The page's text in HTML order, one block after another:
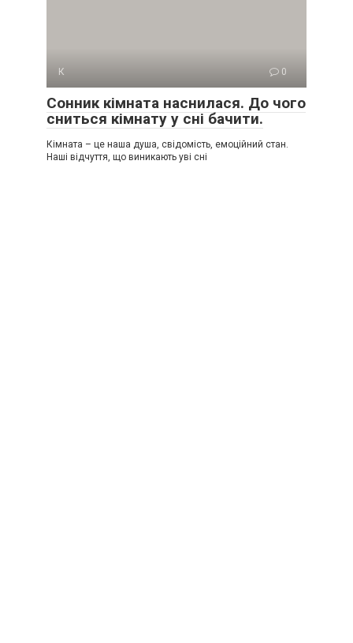
К 0
Сонник кімната наснилася. До чого
сниться кімнату у сні бачити.
Кімната – це наша душа, свідомість, емоційний стан.
Наші відчуття, що виникають уві сні